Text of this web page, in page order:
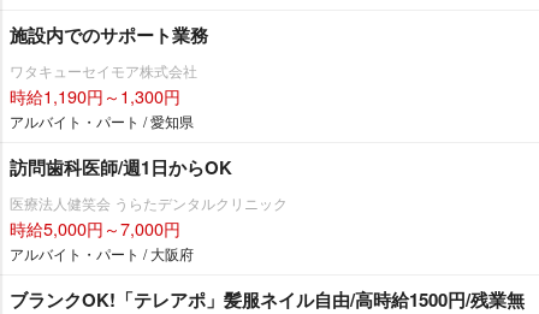
施設内でのサポート業務
ワタキューセイモア株式会社
時給1,190円～1,300円
アルバイト・パート / 愛知県
訪問歯科医師/週1日からOK
医療法人健笑会 うらたデンタルクリニック
時給5,000円～7,000円
アルバイト・パート / 大阪府
ブランクOK!「テレアポ」髪服ネイル自由/高時給1500円/残業無